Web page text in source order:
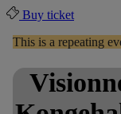
Buy ticket
This is a repeating